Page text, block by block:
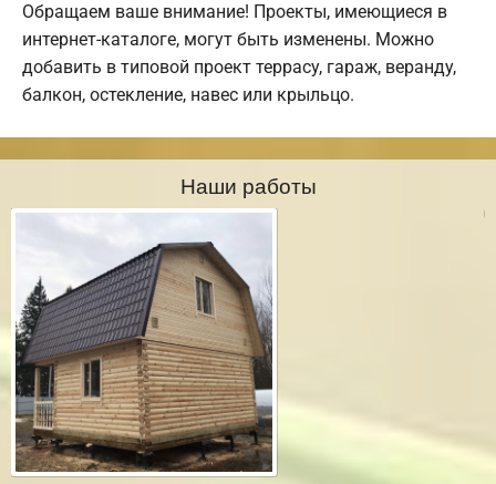
Обращаем ваше внимание! Проекты, имеющиеся в
интернет-каталоге, могут быть изменены. Можно
добавить в типовой проект террасу, гараж, веранду,
балкон, остекление, навес или крыльцо.
Наши работы